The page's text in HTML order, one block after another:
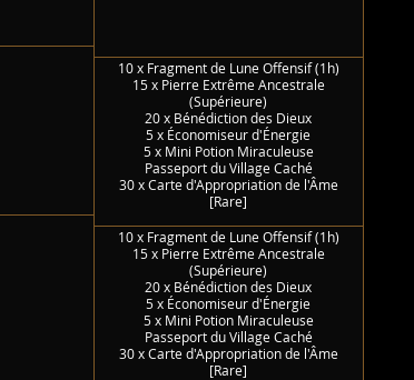
10 x Fragment de Lune Offensif (1h)
15 x Pierre Extrême Ancestrale
(Supérieure)
20 x Bénédiction des Dieux
5 x Économiseur d'Énergie
5 x Mini Potion Miraculeuse
Passeport du Village Caché
30 x Carte d'Appropriation de l'Âme
[Rare]
10 x Fragment de Lune Offensif (1h)
15 x Pierre Extrême Ancestrale
(Supérieure)
20 x Bénédiction des Dieux
5 x Économiseur d'Énergie
5 x Mini Potion Miraculeuse
Passeport du Village Caché
30 x Carte d'Appropriation de l'Âme
[Rare]